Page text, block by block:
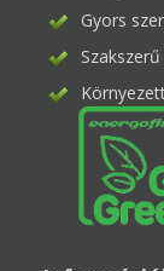
Gyors